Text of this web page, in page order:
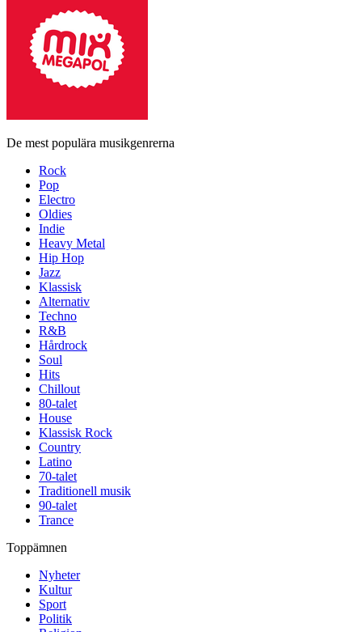
De mest populära musikgenrerna
Rock
Pop
Electro
Oldies
Indie
Heavy Metal
Hip Hop
Jazz
Klassisk
Alternativ
Techno
R&B
Hårdrock
Soul
Hits
Chillout
80-talet
House
Klassisk Rock
Country
Latino
70-talet
Traditionell musik
90-talet
Trance
Toppämnen
Nyheter
Kultur
Sport
Politik